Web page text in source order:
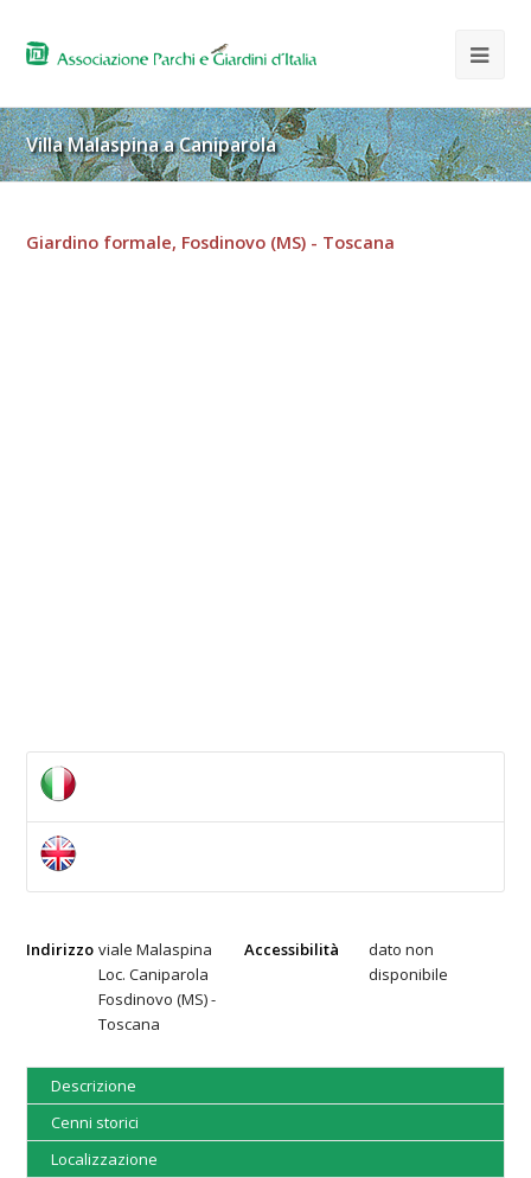
Villa Malaspina a Caniparola
Giardino formale, Fosdinovo (MS) - Toscana
Indirizzo viale Malaspina
Loc. Caniparola
Fosdinovo (MS) -
Toscana
Accessibilità
dato non
disponibile
Descrizione
Cenni storici
Localizzazione